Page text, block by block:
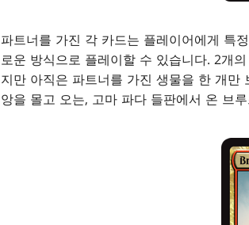
파트너를 가진 각 카드는 플레이어에게 특
로운 방식으로 플레이할 수 있습니다. 2개
지만 아직은 파트너를 가진 생물을 한 개만
앙을 몰고 오는, 고마 파다 들판에서 온 브